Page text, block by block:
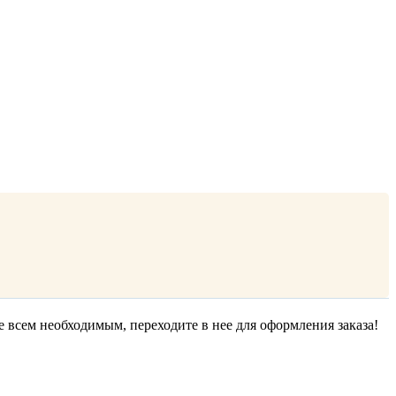
необходимым, переходите в нее для оформления заказа!